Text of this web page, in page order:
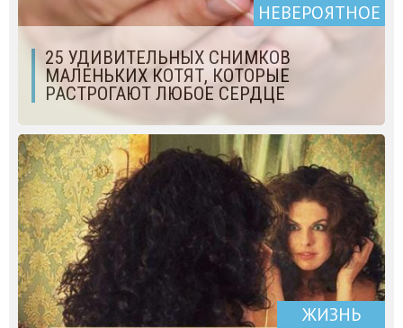
НЕВЕРОЯТНОЕ
25 УДИВИТЕЛЬНЫХ СНИМКОВ
МАЛЕНЬКИХ КОТЯТ, КОТОРЫЕ
РАСТРОГАЮТ ЛЮБОЕ СЕРДЦЕ
ЖИЗНЬ